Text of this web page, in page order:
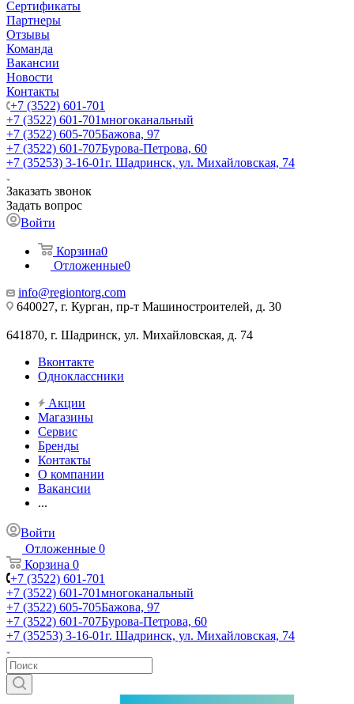
Сертификаты
Партнеры
Отзывы
Команда
Вакансии
Новости
Контакты
+7 (3522) 601-701
+7 (3522) 601-701многоканальный
+7 (3522) 605-705Бажова, 97
+7 (3522) 601-707Бурова-Петрова, 60
+7 (35253) 3-16-01г. Шадринск, ул. Михайловская, 74
Заказать звонок
Задать вопрос
Войти
Корзина0
Отложенные0
info@regiontorg.com
640027, г. Курган, пр-т Машиностроителей, д. 30
641870, г. Шадринск, ул. Михайловская, д. 74
Вконтакте
Одноклассники
Акции
Магазины
Сервис
Бренды
Контакты
О компании
Вакансии
...
Войти
Отложенные 0
Корзина 0
+7 (3522) 601-701
+7 (3522) 601-701многоканальный
+7 (3522) 605-705Бажова, 97
+7 (3522) 601-707Бурова-Петрова, 60
+7 (35253) 3-16-01г. Шадринск, ул. Михайловская, 74